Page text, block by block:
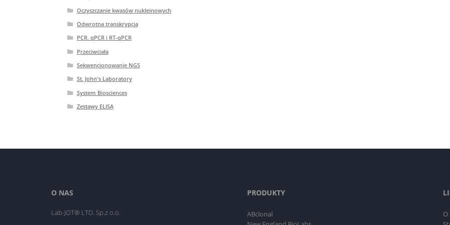
Oczyszczanie kwasów nukleinowych
Odwrotna transkrypcja
PCR. qPCR i RT-qPCR
Przeciwciała
Sekwencjonowanie NGS
St. John's Laboratory
System Biosciences
Zestawy ELISA
O NAS
Lab-JOT® LTD. Sp.z o.o.
PRODUKTY
ABclonal